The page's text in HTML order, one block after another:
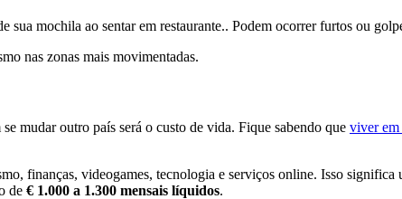
mochila ao sentar em restaurante.. Podem ocorrer furtos ou
nas zonas mais movimentadas.
mudar outro país será o custo de vida. Fique sabendo que viver
finanças, videogames, tecnologia e serviços online. Isso
de € 1.000 a 1.300 mensais líquidos.